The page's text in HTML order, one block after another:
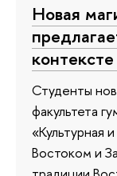
Новая
Студенты
факультета
«Культурная
Востоком и